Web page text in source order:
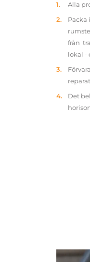
Alla
Packa
från
lokal -
Det